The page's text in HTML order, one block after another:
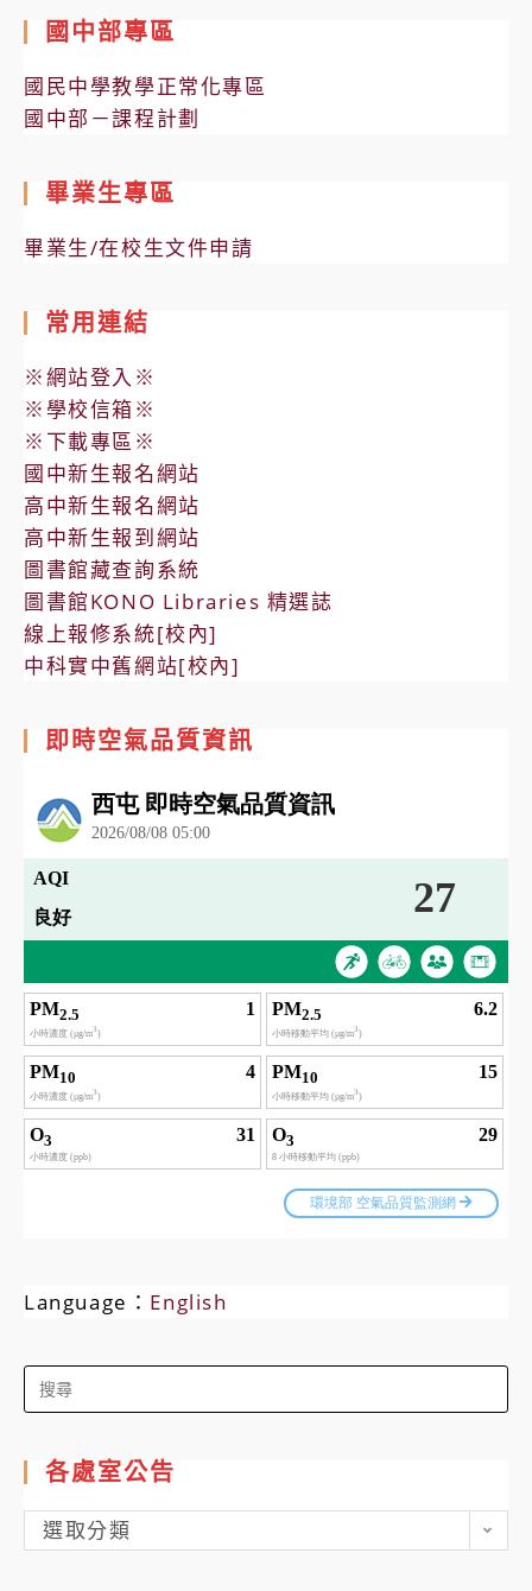
國中部專區
國民中學教學正常化專區
國中部－課程計劃
畢業生專區
畢業生/在校生文件申請
常用連結
※網站登入※
※學校信箱※
※下載專區※
國中新生報名網站
高中新生報名網站
高中新生報到網站
圖書館藏查詢系統
圖書館KONO Libraries 精選誌
線上報修系統[校內]
中科實中舊網站[校內]
即時空氣品質資訊
Language： English
Search
for:
各處室公告
各
處
選取分類